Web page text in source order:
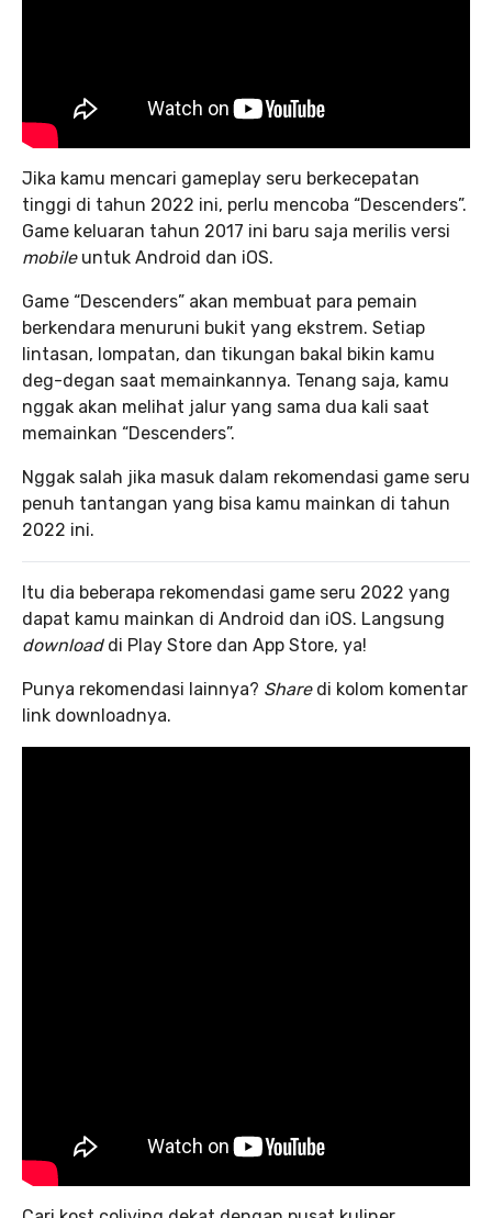
Jika kamu mencari gameplay seru berkecepatan
tinggi di tahun 2022 ini, perlu mencoba “Descenders”.
Game keluaran tahun 2017 ini baru saja merilis versi
mobileuntuk Android dan iOS.
Game “Descenders” akan membuat para pemain
berkendara menuruni bukit yang ekstrem. Setiap
lintasan, lompatan, dan tikungan bakal bikin kamu
deg-degan saat memainkannya. Tenang saja, kamu
nggak akan melihat jalur yang sama dua kali saat
memainkan “Descenders”.
Nggak salah jika masuk dalam rekomendasi game seru
penuh tantangan yang bisa kamu mainkan di tahun
2022 ini.
Itu dia beberapa rekomendasi game seru 2022 yang
dapat kamu mainkan di Android dan iOS. Langsung
downloaddi Play Store dan App Store, ya!
Punya rekomendasi lainnya? Share di kolom komentar
link downloadnya.